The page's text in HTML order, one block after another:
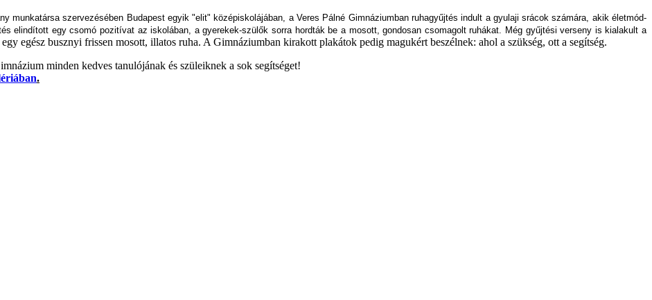
munkatársa szervezésében Budapest egyik "elit" középiskolájában, a Veres Pálné Gimnáziumban ruhagyűjtés indult a gyulaji srácokszámára, akik életmód-
elindított egy csomó pozitívat az iskolában, a gyerekek-szülőksorra hordták be a mosott, gondosan csomagolt ruhákat. Még gyűjtésiverseny is kialakult a
egész busznyi frissen mosott, illatos ruha. A Gimnáziumban kirakott plakátok pedig magukért beszélnek: ahol a szükség, ott a segítség.
minden kedves tanulójának és szüleiknek a sok segítséget!
.